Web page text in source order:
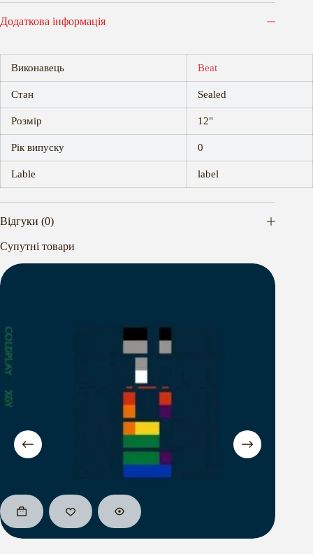
Додаткова інформація
Виконавець Beat
Стан Sealed
Розмір 12"
Рік випуску 0
Lable label
Відгуки (0)
Супутні товари